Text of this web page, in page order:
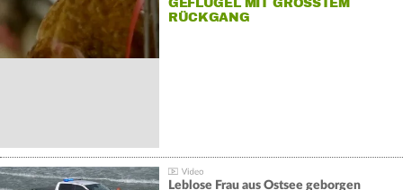
GEFLÜGEL MIT GRÖSSTEM R
ÜCKGANG
Leblose Frau aus Ostsee geborgen